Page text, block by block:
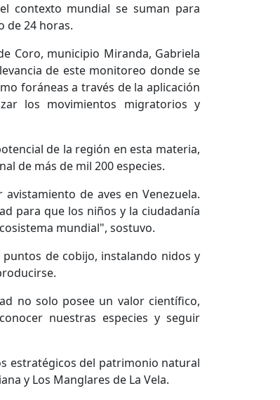
contexto mundial se suman para
de 24 horas.
Coro, municipio Miranda, Gabriela
de este monitoreo donde se
foráneas a través de la aplicación
los movimientos migratorios y
de la región en esta materia,
de más de mil 200 especies.
de aves en Venezuela.
para que los niños y la ciudadanía
mundial", sostuvo.
de cobijo, instalando nidos y
no solo posee un valor científico,
nuestras especies y seguir
estratégicos del patrimonio natural
y Los Manglares de La Vela.